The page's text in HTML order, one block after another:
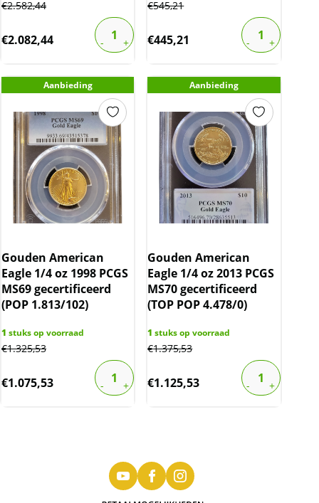
€2.582,44
€2.082,44
€545,21
€445,21
Aanbieding
Gouden American
Eagle 1/4 oz 1998 PCGS
MS69 gecertificeerd
(POP 1.813/102)
1 stuks op voorraad
€1.325,53
€1.075,53
Aanbieding
Gouden American
Eagle 1/4 oz 2013 PCGS
MS70 gecertificeerd
(TOP POP 4.478/0)
1 stuks op voorraad
€1.375,53
€1.125,53